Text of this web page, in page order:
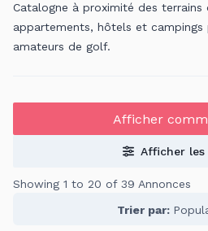
Catalogne à proximité des terrains
appartements, hôtels et campings
amateurs de golf.
Afficher
Afficher
Showing 1 to 20 of 39 Annonces
Trier par: